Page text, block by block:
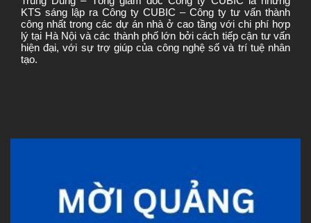
KTS sáng lập ra Công ty CUBIC – Công ty tư vấn thành
công nhất trong các dự án nhà ở cao tầng với chi phí hợp
lý tại Hà Nội và các thành phố lớn bởi cách tiếp cận tư vấn
hiện đại, với sự trợ giúp của công nghệ số và trí tuệ nhân
tạo.